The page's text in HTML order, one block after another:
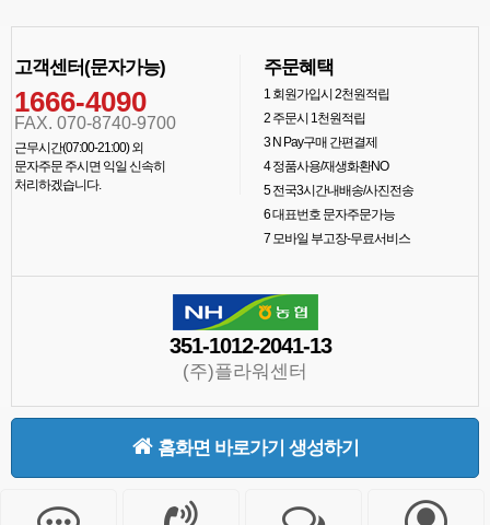
고객센터(문자가능)
1666-4090
FAX. 070-8740-9700
근무시간(07:00-21:00) 외
문자주문 주시면 익일 신속히
처리하겠습니다.
주문혜택
1회원가입시 2천원적립
2주문시 1천원적립
3N Pay구매 간편결제
4정품사용/재생화환NO
5전국3시간내배송/사진전송
6대표번호 문자주문가능
7모바일 부고장-무료서비스
351-1012-2041-13
(주)플라워센터
홈화면 바로가기 생성하기